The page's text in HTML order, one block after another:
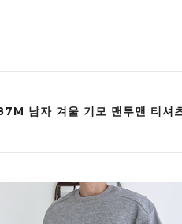
남자 겨울 기모 맨투맨 티셔